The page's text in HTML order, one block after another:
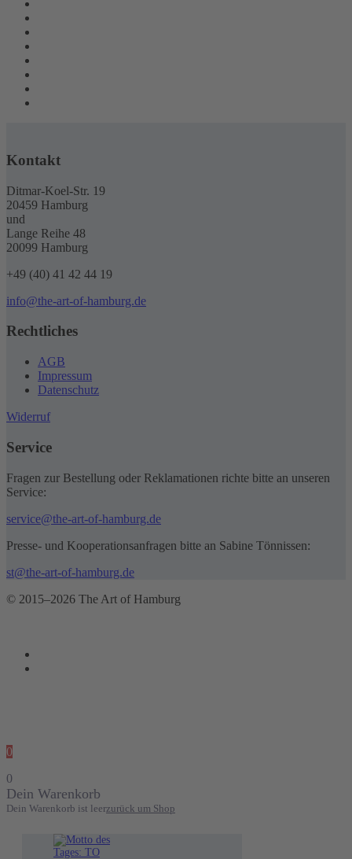
Kontakt
Ditmar-Koel-Str. 19
20459 Hamburg
und
Lange Reihe 48
20099 Hamburg
+49 (40) 41 42 44 19
info@the-art-of-hamburg.de
Rechtliches
AGB
Impressum
Datenschutz
Widerruf
Service
Fragen zur Bestellung oder Reklamationen richte bitte an unseren
Service:
service@the-art-of-hamburg.de
Presse- und Kooperationsanfragen bitte an Sabine Tönnissen:
st@the-art-of-hamburg.de
© 2015–2026 The Art of Hamburg
0
0
Dein Warenkorb
Dein Warenkorb ist leerzurück um Shop